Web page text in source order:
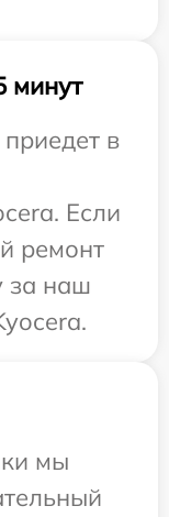
минут
в
Если
ремонт
за наш
мы